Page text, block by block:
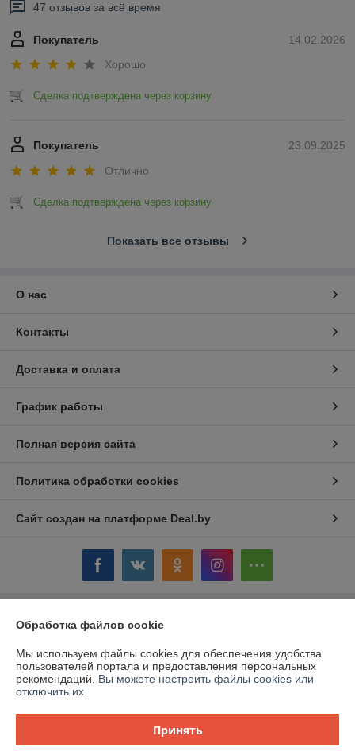
47 отзывов за всё время
14.02.2026
Покупатель
Хорошо
Сделка подтверждена через корзину
23.09.2025
Покупатель
Отлично
Сделка подтверждена через корзину
Показать все отзывы
О нас
Контакты
Доставка и оплата
График работы
Полная версия сайта
Политика обработки cookies
Сайт создан на платформе Deal.by
Информация для покупателя
Юридическое лицо: ОАО «Дом торговли»
Витебская обл.,г. Полоцк, ул. Гоголя, 16
Регистрационный номер ЕГР: 300058954
Регистрационный орган: Витебский облисполком
Обработка файлов cookie
Мы используем файлы cookies для обеспечения удобства
пользователей портала и предоставления персональных
рекомендаций. Вы можете настроить файлы cookies или
отключить их.
Принять